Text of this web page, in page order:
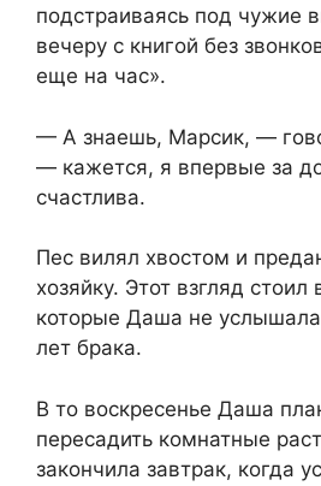
подстраиваясь под чужие
вечеру с книгой без
еще на час».
— А знаешь, Марсик, —
— кажется, я впервые за
счастлива.
Пес вилял хвостом и
хозяйку. Этот взгляд стоил
которые Даша не
лет брака.
В то воскресенье Даша
пересадить комнатные
закончила завтрак, когда